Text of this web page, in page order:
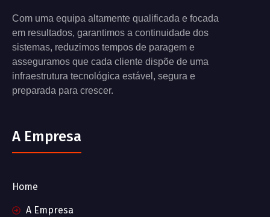
Com uma equipa altamente qualificada e focada
em resultados, garantimos a continuidade dos
sistemas, reduzimos tempos de paragem e
asseguramos que cada cliente dispõe de uma
infraestrutura tecnológica estável, segura e
preparada para crescer.
A Empresa
Home
A Empresa